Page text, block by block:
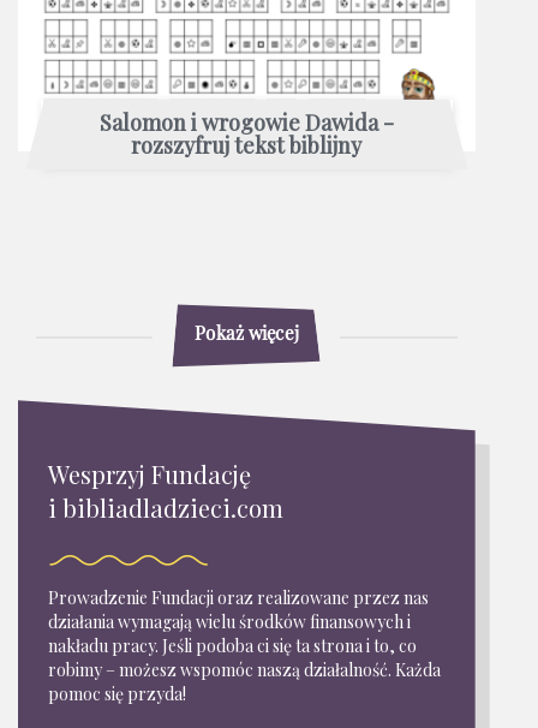
Salomon i wrogowie Dawida -
rozszyfruj tekst biblijny
Pokaż więcej
Wesprzyj Fundację
i bibliadladzieci.com
Prowadzenie Fundacji oraz realizowane przez nas
działania wymagają wielu środków finansowych i
nakładu pracy. Jeśli podoba ci się ta strona i to, co
robimy – możesz wspomóc naszą działalność. Każda
pomoc się przyda!